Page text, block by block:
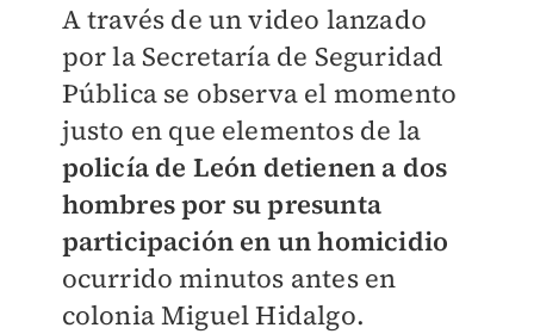
A través de un video lanzado
por la Secretaría de Seguridad
Pública se observa el momento
justo en que elementos de la
policía de León detienen a dos
hombres por su presunta
participación en un homicidio
ocurrido minutos antes en
colonia Miguel Hidalgo.